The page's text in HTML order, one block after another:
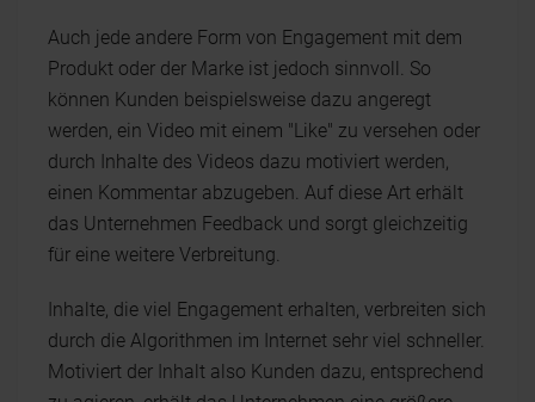
Auch jede andere Form von Engagement mit dem
Produkt oder der Marke ist jedoch sinnvoll. So
können Kunden beispielsweise dazu angeregt
werden, ein Video mit einem "Like" zu versehen oder
durch Inhalte des Videos dazu motiviert werden,
einen Kommentar abzugeben. Auf diese Art erhält
das Unternehmen Feedback und sorgt gleichzeitig
für eine weitere Verbreitung.
Inhalte, die viel Engagement erhalten, verbreiten sich
durch die Algorithmen im Internet sehr viel schneller.
Motiviert der Inhalt also Kunden dazu, entsprechend